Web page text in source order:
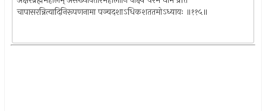
चापासरन्नित्यादिनिरूपणनामा पञ्चदशाऽधिकशततमोऽध्यायः ॥११५॥